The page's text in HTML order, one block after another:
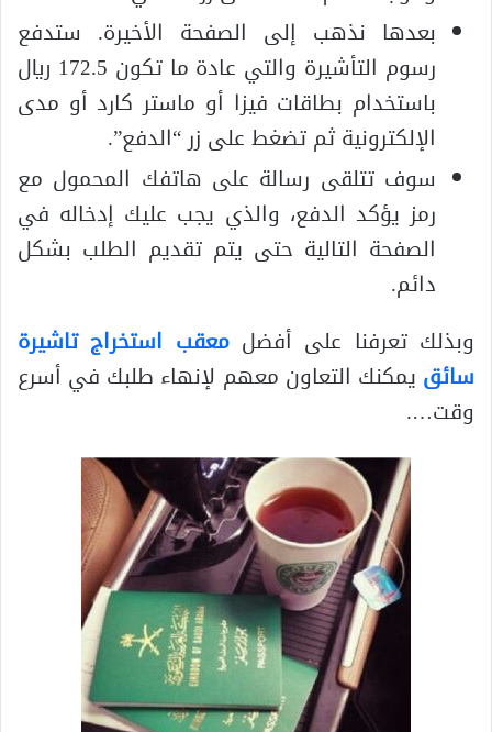
بعدها نذهب إلى الصفحة الأخيرة. ستدفع
رسوم التأشيرة والتي عادة ما تكون 172.5 ريال
باستخدام بطاقات فيزا أو ماستر كارد أو مدى
الإلكترونية ثم تضغط على زر “الدفع”.
سوف تتلقى رسالة على هاتفك المحمول مع
رمز يؤكد الدفع، والذي يجب عليك إدخاله في
الصفحة التالية حتى يتم تقديم الطلب بشكل
دائم.
وبذلك تعرفنا على أفضلمعقب استخراج تاشيرة
سائق يمكنك التعاون معهم لإنهاء طلبك في أسرع
وقت….